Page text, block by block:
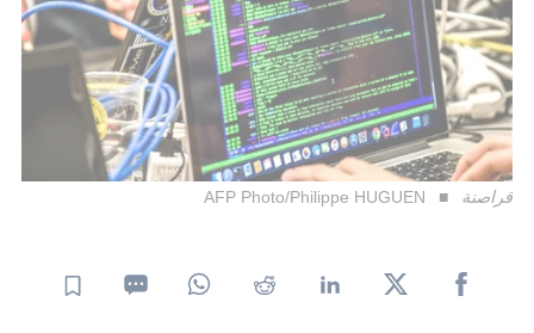
قراصنة AFP Photo/Philippe HUGUEN